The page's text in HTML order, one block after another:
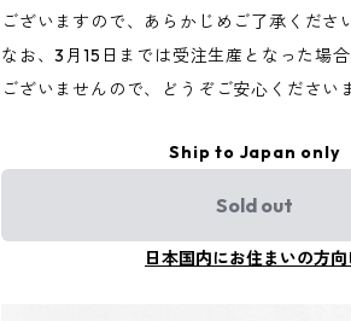
ございますので、あらかじめご了承くださ
なお、3月15日までは受注生産となった場
ございませんので、どうぞご安心ください
Ship to Japan only
Sold out
日本国内にお住まいの方向